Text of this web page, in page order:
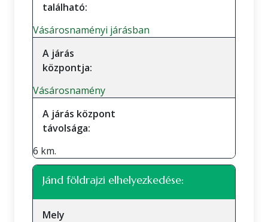
található:
Vásárosnaményi járásban
A járás
központja:
Vásárosnamény
A járás központ
távolsága:
6 km.
Jánd földrajzi elhelyezkedése:
Mely